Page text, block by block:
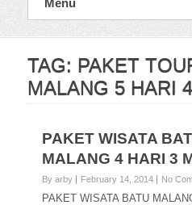
Menu
TAG: PAKET
MALANG 5 HARI
PAKET WISATA
MALANG 4 HARI 3
By arby February 14, 2014 No
PAKET WISATA BATU